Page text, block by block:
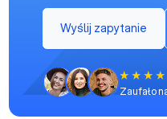
Wyślij zapytanie
Zaufało